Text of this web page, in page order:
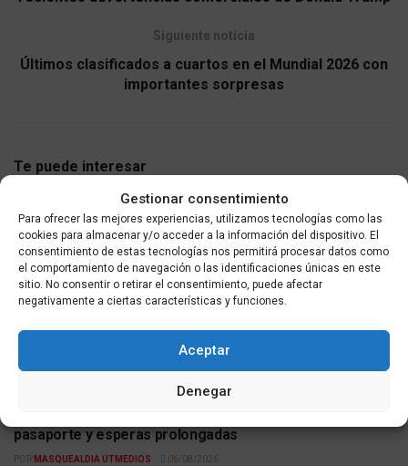
Gestionar consentimiento
Para ofrecer las mejores experiencias, utilizamos tecnologías como las
cookies para almacenar y/o acceder a la información del dispositivo. El
consentimiento de estas tecnologías nos permitirá procesar datos como
el comportamiento de navegación o las identificaciones únicas en este
sitio. No consentir o retirar el consentimiento, puede afectar
negativamente a ciertas características y funciones.
Aceptar
Denegar
Siguiente noticia
Últimos clasificados a cuartos en el Mundial 2026 con
importantes sorpresas
Te puede interesar
pasaporte y esperas prolongadas
POR MASQUEALDIA UTMEDIOS 06/08/2026